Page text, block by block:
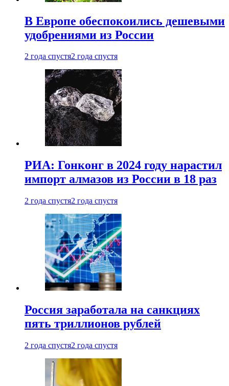
В Европе обеспокоились дешевыми
удобрениями из России
2 года спустя2 года спустя
РИА: Гонконг в 2024 году нарастил
импорт алмазов из России в 18 раз
2 года спустя2 года спустя
Россия заработала на санкциях
пять триллионов рублей
2 года спустя2 года спустя